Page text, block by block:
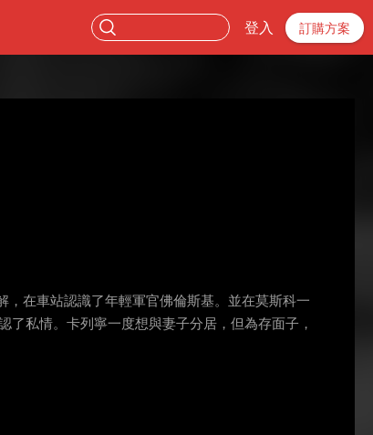
登入 訂購方案
在車站認識了年輕軍官佛倫斯基。並在莫斯科一
私情。卡列寧一度想與妻子分居，但為存面子，